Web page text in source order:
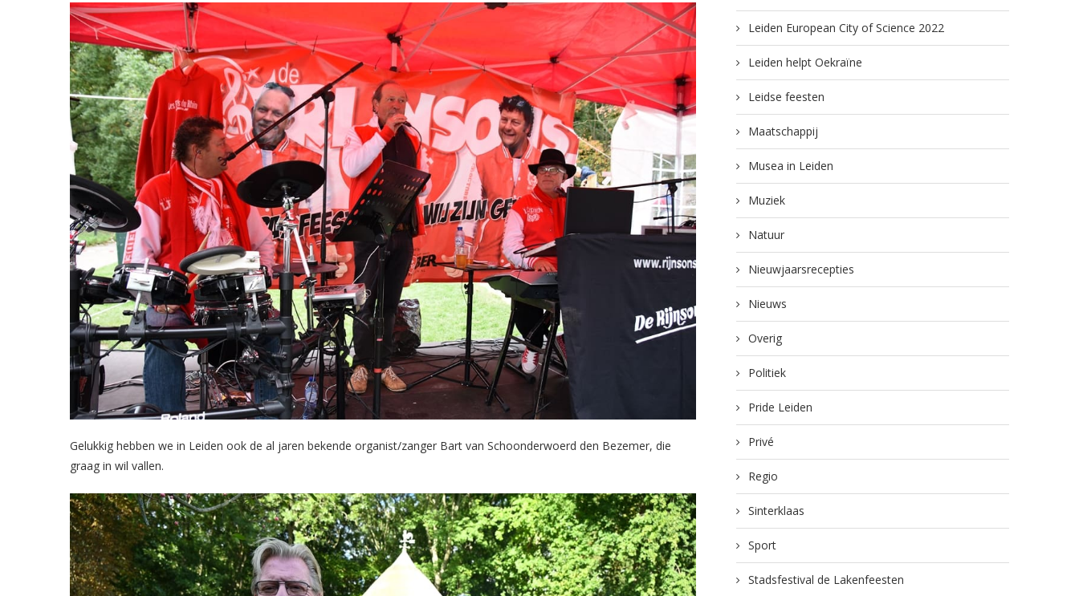
Gelukkig hebben we in Leiden ook de al jaren bekende organist/zanger Bart van Schoonderwoerd den Bezemer, die
graag in wil vallen.
Leiden European City of Science 2022
Leiden helpt Oekraïne
Leidse feesten
Maatschappij
Musea in Leiden
Muziek
Natuur
Nieuwjaarsrecepties
Nieuws
Overig
Politiek
Pride Leiden
Privé
Regio
Sinterklaas
Sport
Stadsfestival de Lakenfeesten